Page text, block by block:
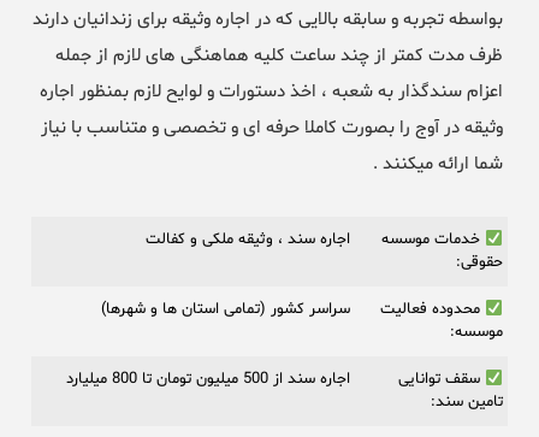
بواسطه تجربه و سابقه بالایی که در اجاره وثیقه برای زندانیان دارند
ظرف مدت کمتر از چند ساعت کلیه هماهنگی های لازم از جمله
اعزام سندگذار به شعبه ، اخذ دستورات و لوایح لازم بمنظور اجاره
وثیقه در آوج را بصورت کاملا حرفه ای و تخصصی و متناسب با نیاز
شما ارائه میکنند .
خدمات موسسه
حقوقی:
اجاره سند ، وثیقه ملکی و کفالت
محدوده فعالیت
موسسه:
سراسر کشور (تمامی استان ها و شهرها)
سقف توانایی
تامین سند:
اجاره سند از 500 میلیون تومان تا 800 میلیارد